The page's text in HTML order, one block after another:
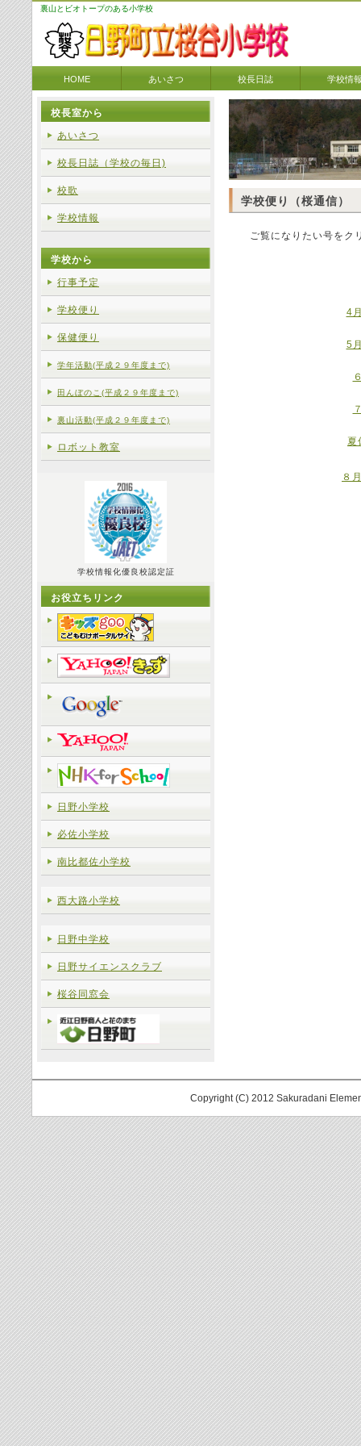
裏山とビオトープのある小学校
HOME あいさつ 校長日誌 学校情
学校便り（桜通信）
ご覧になりたい号をクリ
4
5
夏
８
校長室から
あいさつ
校長日誌（学校の毎日)
校歌
学校情報
学校から
行事予定
学校便り
保健便り
学年活動(平成２９年度まで)
田んぼのこ(平成２９年度まで)
裏山活動(平成２９年度まで)
ロボット教室
学校情報化優良校認定証
お役立ちリンク
日野小学校
必佐小学校
南比都佐小学校
西大路小学校
日野中学校
日野サイエンスクラブ
桜谷同窓会
Copyright (C) 2012 Sakuradani